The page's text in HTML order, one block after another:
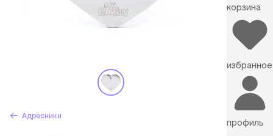
корзина
избранное
профиль
Адресники